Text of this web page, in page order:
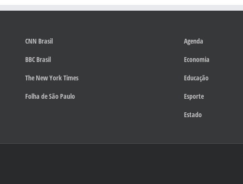
CNN Brasil
BBC Brasil
The New York Times
Folha de São Paulo
Agenda
Economia
Educação
Esporte
Estado